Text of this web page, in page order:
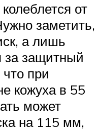
от
заметить,
а лишь
за защитный
при
кожуха в 55
может
на 115 мм,